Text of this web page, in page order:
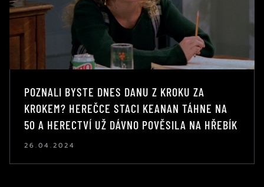
POZNALI BYSTE DNES DANU Z KROKU ZA
KROKEM? HEREČCE STACI KEANAN TÁHNE NA
50 A HERECTVÍ UŽ DÁVNO POVĚSILA NA HŘEBÍK
26.04.2024